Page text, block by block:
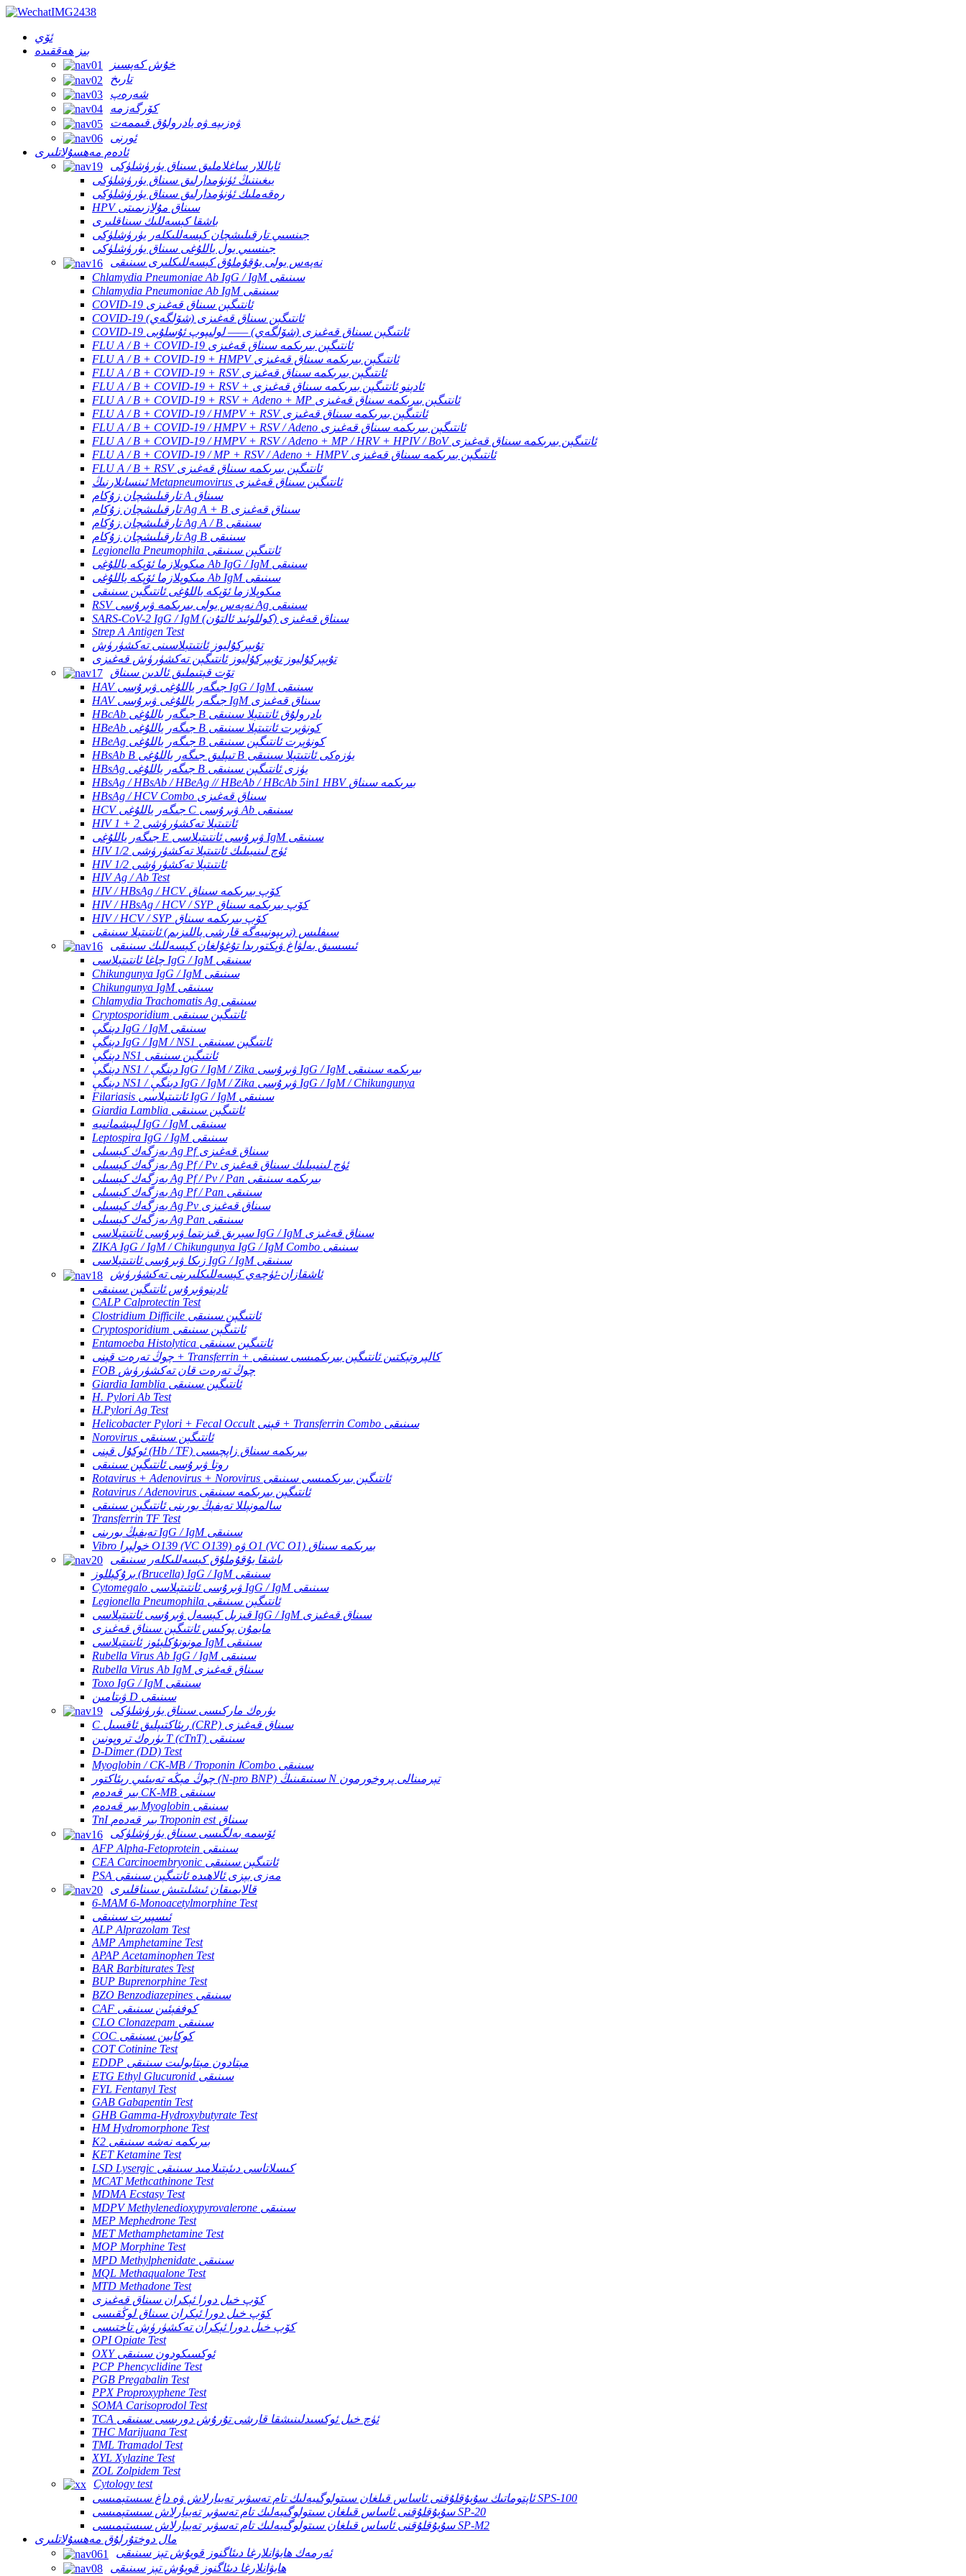
ئۆي
بىز ھەققىدە
خۇش كەپسىز
تارىخ
شەرەپ
كۆرگەزمە
ۋەزىپە ۋە يادرولۇق قىممەت
ئورنى
ئادەم مەھسۇلاتلىرى
ئاياللار ساغلاملىق سىناق يۈرۈشلۈكى
يىغىننىڭ ئۈنۈمدارلىق سىناق يۈرۈشلۈكى
رەقەملىك ئۈنۈمدارلىق سىناق يۈرۈشلۈكى
HPV سىناق مۇلازىمىتى
باشقا كېسەللىك سىناقلىرى
جىنسىي تارقىلىشچان كېسەللىكلەر يۈرۈشلۈكى
جىنسىي يول ياللۇغى سىناق يۈرۈشلۈكى
نەپەس يولى يۇقۇملۇق كېسەللىكلىرى سىنىقى
Chlamydia Pneumoniae Ab IgG / IgM سىنىقى
Chlamydia Pneumoniae Ab IgM سىنىقى
COVID-19 ئانتىگېن سىناق قەغىزى
COVID-19 ئانتىگېن سىناق قەغىزى (شۆلگەي)
COVID-19 ئانتىگېن سىناق قەغىزى (شۆلگەي) —— لولىپوپ ئۇسلۇبى
FLU A / B + COVID-19 ئانتىگېن بىرىكمە سىناق قەغىزى
FLU A / B + COVID-19 + HMPV ئانتىگېن بىرىكمە سىناق قەغىزى
FLU A / B + COVID-19 + RSV ئانتىگېن بىرىكمە سىناق قەغىزى
FLU A / B + COVID-19 + RSV + ئادېنو ئانتىگېن بىرىكمە سىناق قەغىزى
FLU A / B + COVID-19 + RSV + Adeno + MP ئانتىگېن بىرىكمە سىناق قەغىزى
FLU A / B + COVID-19 / HMPV + RSV ئانتىگېن بىرىكمە سىناق قەغىزى
FLU A / B + COVID-19 / HMPV + RSV / Adeno ئانتىگېن بىرىكمە سىناق قەغىزى
FLU A / B + COVID-19 / HMPV + RSV / Adeno + MP / HRV + HPIV / BoV ئانتىگېن بىرىكمە سىناق قەغىزى
FLU A / B + COVID-19 / MP + RSV / Adeno + HMPV ئانتىگېن بىرىكمە سىناق قەغىزى
FLU A / B + RSV ئانتىگېن بىرىكمە سىناق قەغىزى
ئىنسانلارنىڭ Metapneumovirus ئانتىگېن سىناق قەغىزى
تارقىلىشچان زۇكام A سىناق
تارقىلىشچان زۇكام Ag A + B سىناق قەغىزى
تارقىلىشچان زۇكام Ag A / B سىنىقى
تارقىلىشچان زۇكام Ag B سىنىقى
Legionella Pneumophila ئانتىگېن سىنىقى
مىكوپلازما ئۆپكە ياللۇغى Ab IgG / IgM سىنىقى
مىكوپلازما ئۆپكە ياللۇغى Ab IgM سىنىقى
مىكوپلازما ئۆپكە ياللۇغى ئانتىگېن سىنىقى
RSV نەپەس يولى بىرىكمە ۋىرۇسى Ag سىنىقى
SARS-CoV-2 IgG / IgM سىناق قەغىزى (كوللوئىد ئالتۇن)
Strep A Antigen Test
تۇبېركۇليوز ئانتىتېلاسىنى تەكشۈرۈش
تۇبېركۇليوز تۇبېركۇليوز ئانتىگېن تەكشۈرۈش قەغىزى
تۆت قېتىملىق ئالدىن سىناق
HAV جىگەر ياللۇغى ۋىرۇسى IgG / IgM سىنىقى
HAV جىگەر ياللۇغى ۋىرۇسى IgM سىناق قەغىزى
HBcAb جىگەر ياللۇغى B يادرولۇق ئانتىتېلا سىنىقى
HBeAb جىگەر ياللۇغى B كونۋېرت ئانتىتېلا سىنىقى
HBeAg جىگەر ياللۇغى B كونۋېرت ئانتىگېن سىنىقى
HBsAb B تىپلىق جىگەر ياللۇغى B يۈزەكى ئانتىتېلا سىنىقى
HBsAg جىگەر ياللۇغى B يۈزى ئانتىگېن سىنىقى
HBsAg / HBsAb / HBeAg // HBeAb / HBcAb 5in1 HBV بىرىكمە سىناق
HBsAg / HCV Combo سىناق قەغىزى
HCV جىگەر ياللۇغى C ۋىرۇسى Ab سىنىقى
HIV 1 + 2 ئانتىتېلا تەكشۈرۈشى
جىگەر ياللۇغى E ۋىرۇسى ئانتىتېلاسى IgM سىنىقى
HIV 1/2 ئۈچ لىنىيىلىك ئانتىتېلا تەكشۈرۈشى
HIV 1/2 ئانتىتېلا تەكشۈرۈشى
HIV Ag / Ab Test
HIV / HBsAg / HCV كۆپ بىرىكمە سىناق
HIV / HBsAg / HCV / SYP كۆپ بىرىكمە سىناق
HIV / HCV / SYP كۆپ بىرىكمە سىناق
سىفلىس (ترېپونىيەگە قارشى پاللىزىم) ئانتىتېلا سىنىقى
ئىسسىق بەلۋاغ ۋېكتورىدا تۇغۇلغان كېسەللىك سىنىقى
چاغا ئانتىتېلاسى IgG / IgM سىنىقى
Chikungunya IgG / IgM سىنىقى
Chikungunya IgM سىنىقى
Chlamydia Trachomatis Ag سىنىقى
Cryptosporidium ئانتىگېن سىنىقى
دېنگې IgG / IgM سىنىقى
دېنگې IgG / IgM / NS1 ئانتىگېن سىنىقى
دېنگې NS1 ئانتىگېن سىنىقى
دېنگې NS1 / دېنگې IgG / IgM / Zika ۋىرۇسى IgG / IgM بىرىكمە سىنىقى
دېنگې NS1 / دېنگې IgG / IgM / Zika ۋىرۇسى IgG / IgM / Chikungunya
Filariasis ئانتىتېلاسى IgG / IgM سىنىقى
Giardia Lamblia ئانتىگېن سىنىقى
لېيشمانىيە IgG / IgM سىنىقى
Leptospira IgG / IgM سىنىقى
بەزگەك كېسىلى Ag Pf سىناق قەغىزى
بەزگەك كېسىلى Ag Pf / Pv ئۈچ لىنىيىلىك سىناق قەغىزى
بەزگەك كېسىلى Ag Pf / Pv / Pan بىرىكمە سىنىقى
بەزگەك كېسىلى Ag Pf / Pan سىنىقى
بەزگەك كېسىلى Ag Pv سىناق قەغىزى
بەزگەك كېسىلى Ag Pan سىنىقى
سېرىق قىزىتما ۋىرۇسى ئانتىتېلاسى IgG / IgM سىناق قەغىزى
ZIKA IgG / IgM / Chikungunya IgG / IgM Combo سىنىقى
زىكا ۋىرۇسى ئانتىتېلاسى IgG / IgM سىنىقى
ئاشقازان-ئۈچەي كېسەللىكلىرىنى تەكشۈرۈش
ئادېنوۋىرۇس ئانتىگېن سىنىقى
CALP Calprotectin Test
Clostridium Difficile ئانتىگېن سىنىقى
Cryptosporidium ئانتىگېن سىنىقى
Entamoeba Histolytica ئانتىگېن سىنىقى
چوڭ تەرەت قېنى + Transferrin + كالپروتېكتىن ئانتىگېن بىرىكمىسى سىنىقى
FOB چوڭ تەرەت قان تەكشۈرۈش
Giardia Iamblia ئانتىگېن سىنىقى
H. Pylori Ab Test
H.Pylori Ag Test
Helicobacter Pylori + Fecal Occult قېنى + Transferrin Combo سىنىقى
Norovirus ئانتىگېن سىنىقى
ئوكۇل قېنى (Hb / TF) بىرىكمە سىناق زاپچىسى
روتا ۋىرۇسى ئانتىگېن سىنىقى
Rotavirus + Adenovirus + Norovirus ئانتىگېن بىرىكمىسى سىنىقى
Rotavirus / Adenovirus ئانتىگېن بىرىكمە سىنىقى
سالمونېللا تەيفېڭ بورىنى ئانتىگېن سىنىقى
Transferrin TF Test
تەيفېڭ بورىنى IgG / IgM سىنىقى
Vibro خولېرا O139 (VC O139) ۋە O1 (VC O1) بىرىكمە سىناق
باشقا يۇقۇملۇق كېسەللىكلەر سىنىقى
برۇكېللوز (Brucella) IgG / IgM سىنىقى
Cytomegalo ۋىرۇسى ئانتىتېلاسى IgG / IgM سىنىقى
Legionella Pneumophila ئانتىگېن سىنىقى
قىزىل كېسەل ۋىرۇسى ئانتىتېلاسى IgG / IgM سىناق قەغىزى
مايمۇن پوكىس ئانتىگېن سىناق قەغىزى
مونونۇكلېئوز ئانتىتېلاسى IgM سىنىقى
Rubella Virus Ab IgG / IgM سىنىقى
Rubella Virus Ab IgM سىناق قەغىزى
Toxo IgG / IgM سىنىقى
ۋىتامىن D سىنىقى
يۈرەك ماركىسى سىناق يۈرۈشلۈكى
C رېئاكتىپلىق ئاقسىل (CRP) سىناق قەغىزى
يۈرەك تروپونىن T (cTnT) سىنىقى
D-Dimer (DD) Test
Myoglobin / CK-MB / Troponin ⅠCombo سىنىقى
چوڭ مېڭە تەبىئىي رېئاكتور (N-pro BNP) سىنىقىنىڭ N تېرمىنالى پروخورمون
بىر قەدەم CK-MB سىنىقى
بىر قەدەم Myoglobin سىنىقى
TnI بىر قەدەم Troponin est سىناق
ئۆسمە بەلگىسى سىناق يۈرۈشلۈكى
AFP Alpha-Fetoprotein سىنىقى
CEA Carcinoembryonic ئانتىگېن سىنىقى
PSA مەزى بېزى ئالاھىدە ئانتىگېن سىنىقى
قالايمىقان ئىشلىتىش سىناقلىرى
6-MAM 6-Monoacetylmorphine Test
ئىسپىرت سىنىقى
ALP Alprazolam Test
AMP Amphetamine Test
APAP Acetaminophen Test
BAR Barbiturates Test
BUP Buprenorphine Test
BZO Benzodiazepines سىنىقى
CAF كوففېئىن سىنىقى
CLO Clonazepam سىنىقى
COC كوكايىن سىنىقى
COT Cotinine Test
EDDP مېتادون مېتابولىت سىنىقى
ETG Ethyl Glucuronid سىنىقى
FYL Fentanyl Test
GAB Gabapentin Test
GHB Gamma-Hydroxybutyrate Test
HM Hydromorphone Test
K2 بىرىكمە نەشە سىنىقى
KET Ketamine Test
LSD Lysergic كىسلاتاسى دىئېتىلامىد سىنىقى
MCAT Methcathinone Test
MDMA Ecstasy Test
MDPV Methylenedioxypyrovalerone سىنىقى
MEP Mephedrone Test
MET Methamphetamine Test
MOP Morphine Test
MPD Methylphenidate سىنىقى
MQL Methaqualone Test
MTD Methadone Test
كۆپ خىل دورا ئېكران سىناق قەغىزى
كۆپ خىل دورا ئېكران سىناق لوڭقىسى
كۆپ خىل دورا ئېكران تەكشۈرۈش تاختىسى
OPI Opiate Test
OXY ئوكسىكودون سىنىقى
PCP Phencyclidine Test
PGB Pregabalin Test
PPX Proproxyphene Test
SOMA Carisoprodol Test
TCA ئۈچ خىل ئوكسىدلىنىشقا قارشى تۇرۇش دورىسى سىنىقى
THC Marijuana Test
TML Tramadol Test
XYL Xylazine Test
ZOL Zolpidem Test
Cytology test
ئاپتوماتىك سۇيۇقلۇقنى ئاساس قىلغان سىتولوگىيەلىك تام تەسۋىر تەييارلاش ۋە داغ سىستېمىسى SPS-100
سۇيۇقلۇقنى ئاساس قىلغان سىتولوگىيەلىك تام تەسۋىر تەييارلاش سىستېمىسى SP-20
سۇيۇقلۇقنى ئاساس قىلغان سىتولوگىيەلىك تام تەسۋىر تەييارلاش سىستېمىسى SP-M2
مال دوختۇرلۇق مەھسۇلاتلىرى
ئەرمەك ھايۋانلارغا دىئاگنوز قويۇش تېز سىنىقى
ھايۋانلارغا دىئاگنوز قويۇش تېز سىنىقى